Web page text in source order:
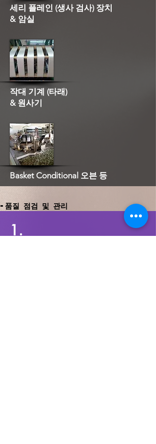
세리 플레인 (생사 검사) 장치
& 암실
작대 기계 (타래)
& 원사기
Basket Conditional 오븐 등
1.
-품질 점검 및 관리